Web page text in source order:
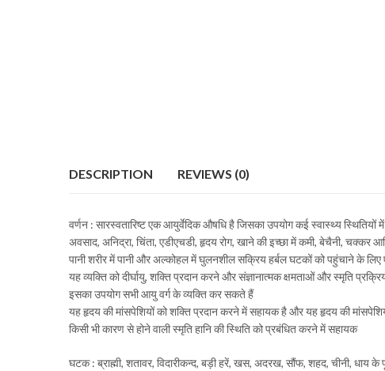
DESCRIPTION REVIEWS (0)
वर्णन : सारस्वतारिष्ट एक आयुर्वेदिक औषधि है जिसका उपयोग कई स्वास्थ्य
अवसाद, अनिद्रा, चिंता, एडीएचडी, हृदय रोग, खाने की इच्छा में कमी, बेचैनी,
पानी शरीर में पानी और अल्कोहल में घुलनशील सक्रिय हर्बल घटकों को पहुंचाने के लिए
यह व्यक्ति को दीर्घायु, शक्ति प्रदान करने और संज्ञानात्मक क्षमताओं और स्मृति
इसका उपयोग सभी आयु वर्ग के व्यक्ति कर सकते हैं
यह हृदय की मांसपेशियों को शक्ति प्रदान करने में सहायक है और यह हृदय की
किसी भी कारण से होने वाली स्मृति हानि की स्थिति को प्रबंधित करने में सहायक
घटक : ब्राह्मी, शतावर, विदारीकन्द, बड़ी हरें, खस, अदरख, सौंफ, शहद, चीनी, धाय